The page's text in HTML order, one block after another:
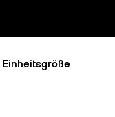
Einheitsgröße